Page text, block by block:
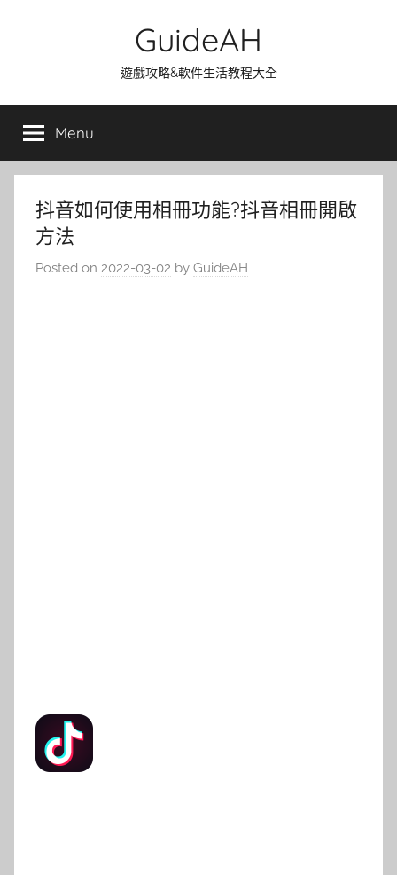
GuideAH
遊戲攻略&軟件生活教程大全
Menu
抖音如何使用相冊功能?抖音相冊開啟
方法
Posted on 2022-03-02 by GuideAH